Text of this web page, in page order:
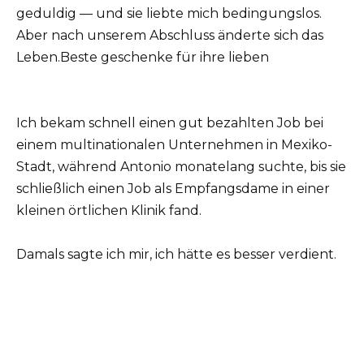
geduldig — und sie liebte mich bedingungslos.
Aber nach unserem Abschluss änderte sich das
Leben.Beste geschenke für ihre lieben
Ich bekam schnell einen gut bezahlten Job bei
einem multinationalen Unternehmen in Mexiko-
Stadt, während Antonio monatelang suchte, bis sie
schließlich einen Job als Empfangsdame in einer
kleinen örtlichen Klinik fand.
Damals sagte ich mir, ich hätte es besser verdient.